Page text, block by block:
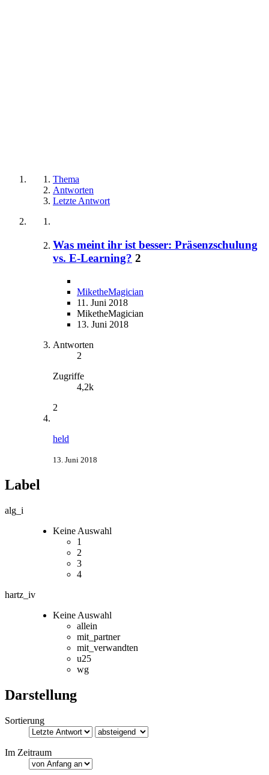
Thema
Antworten
Letzte Antwort
Was meint ihr ist besser: Präsenzschulung
vs. E-Learning? 2
MiketheMagician
11. Juni 2018
MiketheMagician
13. Juni 2018
Antworten
2
Zugriffe
4,2k
2
held
13. Juni 2018
Label
alg_i
Keine Auswahl
1
2
3
4
hartz_iv
Keine Auswahl
allein
mit_partner
mit_verwandten
u25
wg
Darstellung
Sortierung
Im Zeitraum